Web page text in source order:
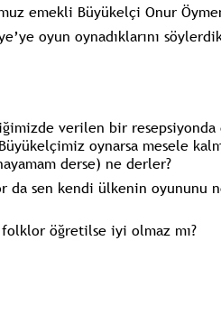
emekli Büyükelçi Onur
oyun oynadıklarını
verilen bir resepsiyonda
oynarsa mesele
derse) ne derler?
da sen kendi ülkenin oyununu
öğretilse iyi olmaz mı?